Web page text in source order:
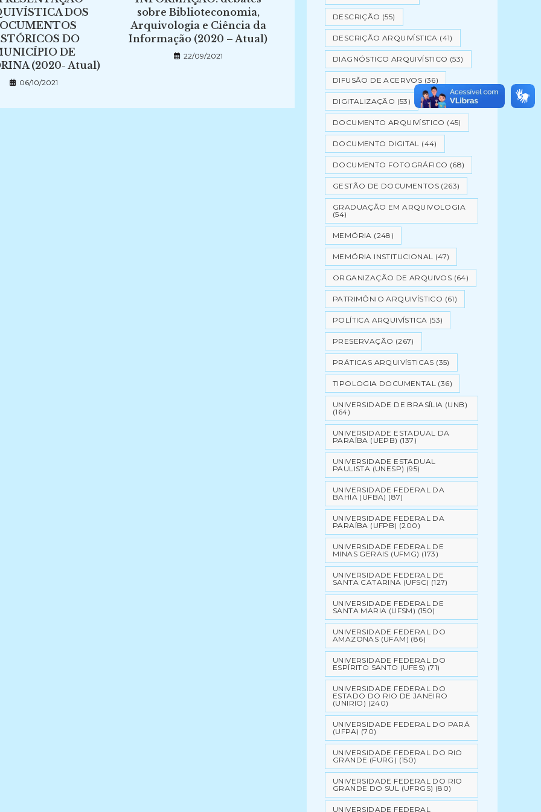
DOS
DO
DE
(2020- Atual)
06/10/2021
sobre Biblioteconomia,
Arquivologia e Ciência da
Informação (2020 – Atual)
22/09/2021
DESCRIÇÃO (55)
DESCRIÇÃO ARQUIVÍSTICA (41)
DIAGNÓSTICO ARQUIVÍSTICO (53)
DIFUSÃO DE ACERVOS (36)
DIGITALIZAÇÃO (53)
DOCUMENTO ARQUIVÍSTICO (45)
DOCUMENTO DIGITAL (44)
DOCUMENTO FOTOGRÁFICO (68)
GESTÃO DE DOCUMENTOS (263)
GRADUAÇÃO EM ARQUIVOLOGIA
(54)
MEMÓRIA (248)
MEMÓRIA INSTITUCIONAL (47)
ORGANIZAÇÃO DE ARQUIVOS (64)
PATRIMÔNIO ARQUIVÍSTICO (61)
POLÍTICA ARQUIVÍSTICA (53)
PRESERVAÇÃO (267)
PRÁTICAS ARQUIVÍSTICAS (35)
TIPOLOGIA DOCUMENTAL (36)
UNIVERSIDADE DE BRASÍLIA (UNB)
(164)
UNIVERSIDADE ESTADUAL DA
PARAÍBA (UEPB) (137)
UNIVERSIDADE ESTADUAL
PAULISTA (UNESP) (95)
UNIVERSIDADE FEDERAL DA
BAHIA (UFBA) (87)
UNIVERSIDADE FEDERAL DA
PARAÍBA (UFPB) (200)
UNIVERSIDADE FEDERAL DE
MINAS GERAIS (UFMG) (173)
UNIVERSIDADE FEDERAL DE
SANTA CATARINA (UFSC) (127)
UNIVERSIDADE FEDERAL DE
SANTA MARIA (UFSM) (150)
UNIVERSIDADE FEDERAL DO
AMAZONAS (UFAM) (86)
UNIVERSIDADE FEDERAL DO
ESPÍRITO SANTO (UFES) (71)
UNIVERSIDADE FEDERAL DO
ESTADO DO RIO DE JANEIRO
(UNIRIO) (240)
UNIVERSIDADE FEDERAL DO PARÁ
(UFPA) (70)
UNIVERSIDADE FEDERAL DO RIO
GRANDE (FURG) (150)
UNIVERSIDADE FEDERAL DO RIO
GRANDE DO SUL (UFRGS) (80)
UNIVERSIDADE FEDERAL